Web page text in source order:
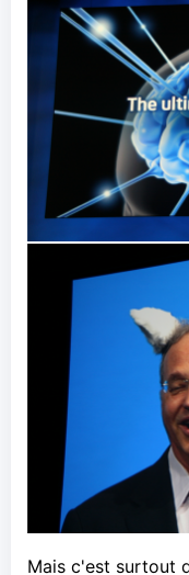
Mais c'est surtout